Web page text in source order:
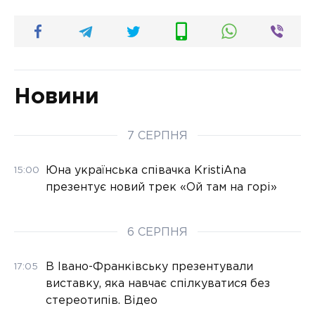
Новини
7 СЕРПНЯ
15:00
Юна українська співачка KristiAna
презентує новий трек «Ой там на горі»
6 СЕРПНЯ
17:05
В Івано-Франківську презентували
виставку, яка навчає спілкуватися без
стереотипів. Відео